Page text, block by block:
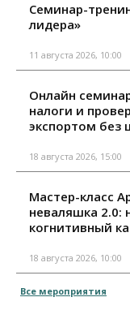
Семинар-
лидера»
11 августа 2026, 10:00
Онлайн
налоги и
экспортом без
18 августа 2026, 15:00
Мастер-класс
неваляшка 2.0:
когнитивный
18 августа 2026, 10:00
Все мероприятия